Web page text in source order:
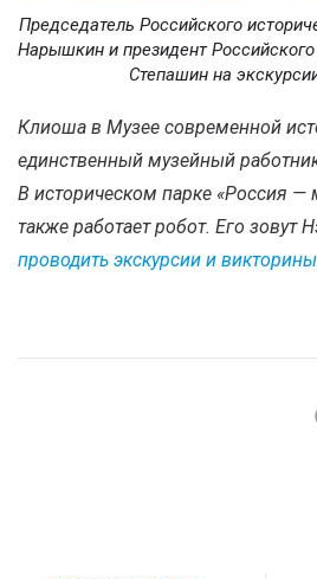
Председатель Российского
Нарышкин и президент
Степашин на
Клиоша в Музее современной
единственный музейный
В историческом парке «Россия
также работает робот. Его зовут
проводить экскурсии и викторины